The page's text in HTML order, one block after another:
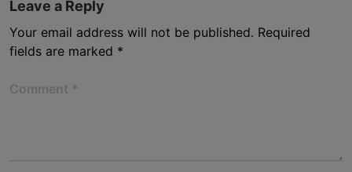
Leave a Reply
Your email address will not be published. Required
fields are marked *
Comment *